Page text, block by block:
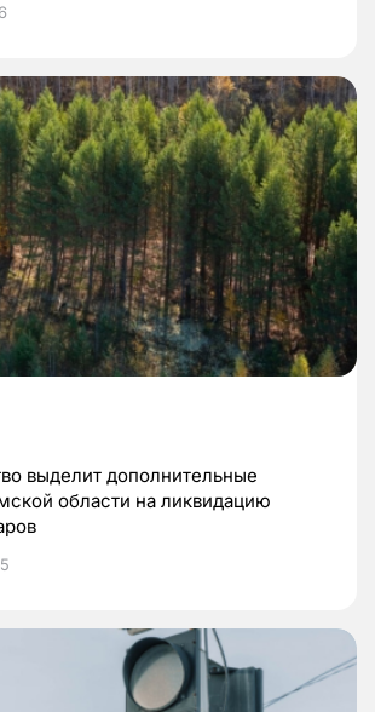
выделит дополнительные
области на ликвидацию